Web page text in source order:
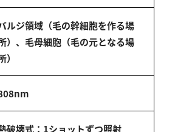
ルジ領域（毛の幹細胞を作る場
）、毛母細胞（毛の元となる場
）
破壊式：1ショットずつ照射